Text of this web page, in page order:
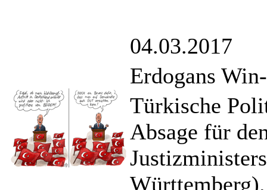
04.03.2017
Erdogans
Türkische
Absage für